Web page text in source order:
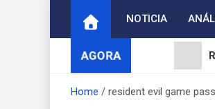
content
NOTICIA
AGORA
Home resident evil game pass